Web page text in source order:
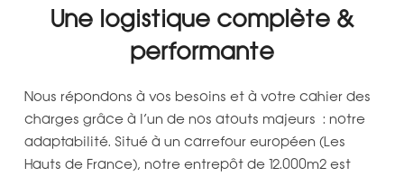
Une logistique complète &
performante
Nous répondons à vos besoins et à votre cahier des
charges grâce à l’un de nos atouts majeurs : notre
adaptabilité. Situé à un carrefour européen (Les
Hauts de France), notre entrepôt de 12.000m2 est